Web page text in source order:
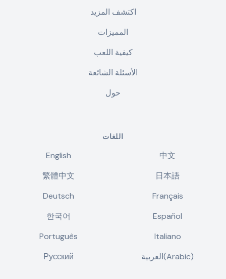
اكتشف المزيد
المميزات
كيفية اللعب
الأسئلة الشائعة
حول
اللغات
English
中文
繁體中文
日本語
Deutsch
Français
한국어
Español
Português
Italiano
Русский
العربية(Arabic)